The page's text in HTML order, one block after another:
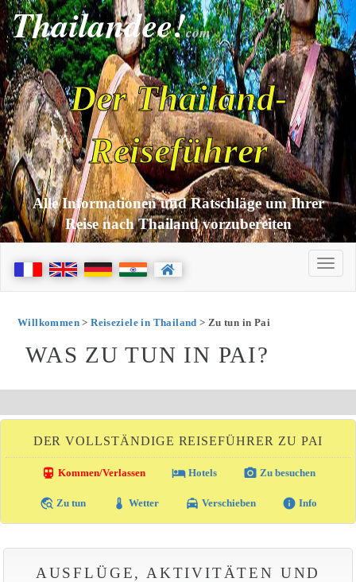
Thailandee!com
Der Thailand-
Reiseführer
Alle Informationen und Ratschläge um Ihrer
Reise nach Thailand vorzubereiten
Willkommen>Reiseziele in Thailand > Zu tun in Pai
WAS ZU TUN IN PAI?
DER VOLLSTÄNDIGE REISEFÜHRER ZU PAI
directions_transit Kommen/Verlassen local_hotelHotels photo_camera Zu besuchen
travel_explore Zu tun thermostat Wetter local_taxi Verschieben info Info
AUSFLÜGE, AKTIVITÄTEN UND